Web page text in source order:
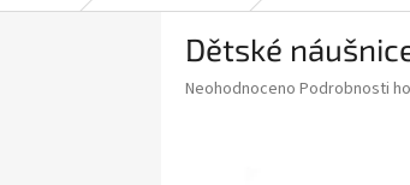
Dětské
Průměrné
Neohodnoceno Podrobnosti